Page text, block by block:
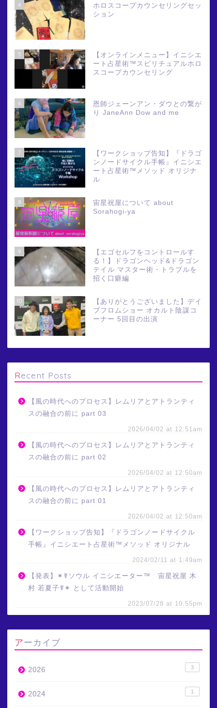
4
ホロスコープカウンセリングセッ
ション
5
【オンラインメニュー】イニシエ
ート占星術™スピリチュアルホロ
スコープカウンセリング
6
恩師ジェーンアン・ダウとの繋が
り JaneAnn Dow and me
7
【ワークショップ告知】『ドラゴ
ンノードサイクル手帳』イニシエ
ート占星術™メソッド オリジナ
ル
8
宙星祝屋について about
Sorahogi-ya
9
【エゴセルフをコントロールす
る！】ドラゴンヘッド&ドラゴン
テイル マスター術・トラブルを
招く口癖編
10
【ありがとうございました】デイ
ブフロムショー オカルト陰謀コ
ーナー 5回目の出演
Recent Posts
【風の時代へのプロセス】レムリアとアトランティ
スの融合の前に part 03
2026/04/02 at 12:51am
【風の時代へのプロセス】レムリアとアトランティ
スの融合の前に part 02
2026/04/02 at 12:50am
【風の時代へのプロセス】レムリアとアトランティ
スの融合の前に part 01
2026/04/02 at 12:50am
【ワークショップ告知】『ドラゴンノードサイクル
手帳』イニシエート占星術™メソッド オリジナル
2024/02/11 at 1:49am
【発表】✶☤ソウル イニシエーター™ 宙星祝屋 木
村 若夏子☤✶ として活動開始
2023/07/28 at 10:55pm
アーカイブ
2026 3
2024 1